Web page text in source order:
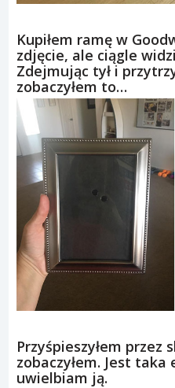
Kupiłem ramę w
zdjęcie, ale ciągle
Zdejmując tył i
zobaczyłem to…
Przyśpieszyłem przez
zobaczyłem. Jest
uwielbiam ją.